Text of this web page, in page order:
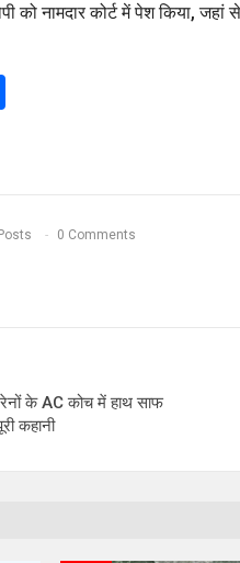
को नामदार कोर्ट में पेश किया,
0 Comments
के AC कोच में हाथ साफ
कहानी